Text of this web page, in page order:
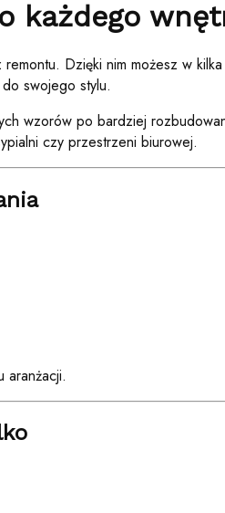
każdego
Dzięki nim możesz w
swojego stylu.
wzorów po bardziej
czy przestrzeni biurowej.
aranżacji.